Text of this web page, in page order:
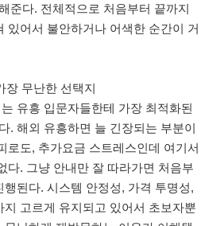
준다. 전체적으로 처음부터 끝까지
있어서 불안하거나 어색한 순간이 거
장 무난한 선택지
유흥 입문자들한테 가장 최적화된
. 해외 유흥하면 늘 긴장되는 부분이
로도, 추가요금 스트레스인데 여기서
다. 그냥 안내만 잘 따라가면 처음부
행된다. 시스템 안정성, 가격 투명성,
고르게 유지되고 있어서 초보자뿐